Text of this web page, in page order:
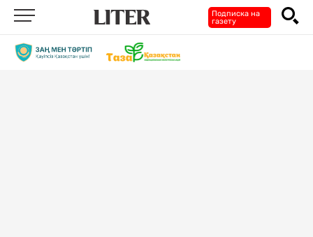
Подписка на
газету